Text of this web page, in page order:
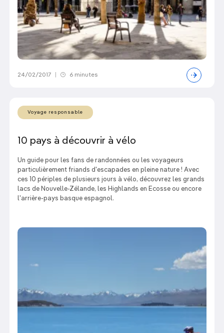
24/02/2017 6 minutes
Voyage responsable
10 pays à découvrir à vélo
Un guide pour les fans de randonnées ou les voyageurs
particulièrement friands d'escapades en pleine nature ! Avec
ces 10 périples de plusieurs jours à vélo, découvrez les grands
lacs de Nouvelle-Zélande, les Highlands en Ecosse ou encore
l'arrière-pays basque espagnol.